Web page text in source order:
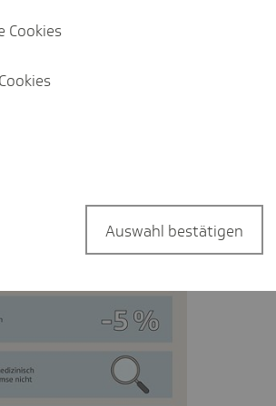
ist, dass Krankheiten, sobald
häufiger dokumentiert werden - im
gibt es dann je Krankheit weniger
bleibt jedoch lukrativ.
Cookies
Auswahl bestätigen